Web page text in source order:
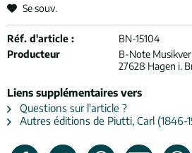
Se souv.
Réf. d'article :
BN-15104
Producteur
B-Note
27628 Hagen i.
Liens supplémentaires vers
Questions sur l'article ?
Autres éditions de Piutti, Carl (1846-